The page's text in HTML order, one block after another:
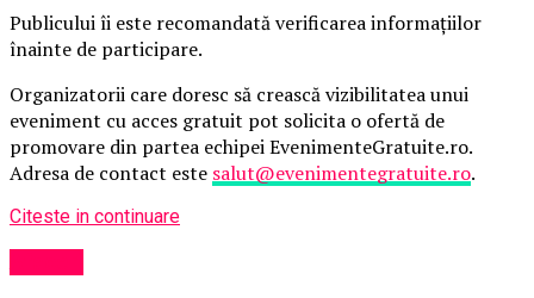
Publicului îi este recomandată verificarea informațiilor
înainte de participare.
Organizatorii care doresc să crească vizibilitatea unui
eveniment cu acces gratuit pot solicita o ofertă de
promovare din partea echipei EvenimenteGratuite.ro.
Adresa de contact este salut@evenimentegratuite.ro.
Citeste in continuare